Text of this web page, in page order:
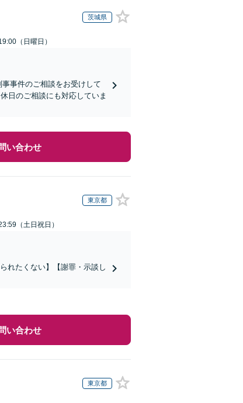
茨城県
（日曜日）
事件のご相談をお受けして
日のご相談にも対応していま
い合わせ
東京都
（土日祝日）
れたくない】【謝罪・示談し
い合わせ
東京都